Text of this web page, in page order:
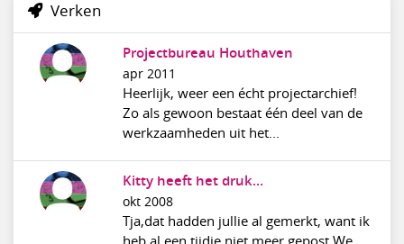
Verken
Projectbureau Houthaven
apr 2011
Heerlijk, weer een écht projectarchief!
Zo als gewoon bestaat één deel van de
werkzaamheden uit het...
Kitty heeft het druk...
okt 2008
Tja,dat hadden jullie al gemerkt, want ik
heb al een tijdje niet meer gepost.We